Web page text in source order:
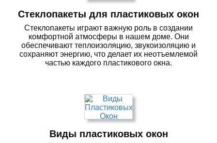
Стеклопакеты для пластиковых окон
Стеклопакеты играют важную роль в создании
комфортной атмосферы в нашем доме. Они
обеспечивают теплоизоляцию, звукоизоляцию и
сохраняют энергию, что делает их неотъемлемой
частью каждого пластикового окна.
Виды пластиковых окон